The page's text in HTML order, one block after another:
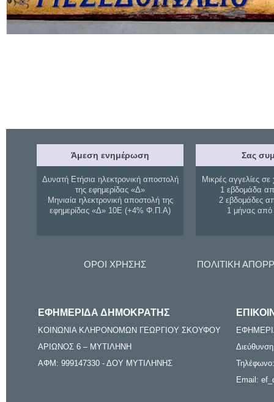
Άμεση ενημέρωση
Δυνατή Ετήσια ηλεκτρονική αποστολή
της εφημερίδας «Δ»
Μηνιαία ηλεκτρονική αποστολή της
εφημερίδας «Δ» 10Ε (+4% Φ.Π.Α)
Σας
Μικρές αγγελίες σε
1 εβδομάδα
2 εβδομάδες
1 μήνας
ΟΡΟΙ ΧΡΗΣΗΣ ΠΟΛΙΤΙΚΗ
ΕΦΗΜΕΡΙΔΑ ΔΗΜΟΚΡΑΤΗΣ
ΚΟΙΝΩΝΙΑ ΚΛΗΡΟΝΟΜΩΝ ΓΕΩΡΓΙΟΥ ΣΚΟΥΦΟΥ
ΑΡΙΩΝΟΣ 6 – ΜΥΤΙΛΗΝΗ
ΑΦΜ: 999147330 - ΔΟΥ ΜΥΤΙΛΗΝΗΣ
Email: